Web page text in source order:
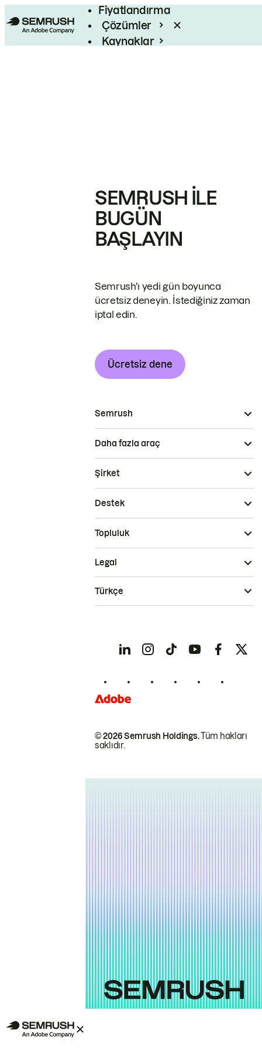
Fiyatlandırma
Çözümler
Kaynaklar
SEMRUSH ILE
BUGÜN
BAŞLAYIN
Semrush'ı yedi gün boyunca
ücretsiz deneyin. İstediğiniz zaman
iptal edin.
Ücretsiz dene
Semrush
Daha fazla araç
Şirket
Destek
Topluluk
© 2026 Semrush Holdings.Tüm hakları
saklıdır.
Legal
Türkçe